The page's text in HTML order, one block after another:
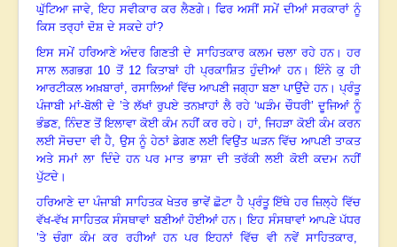
ਘੁੱਟਿਆ ਜਾਵੇ, ਇਹ ਸਵੀਕਾਰ ਕਰ ਲੈਣਗੇ। ਫਿਰ ਅਸੀਂ ਸਮੇਂ ਦੀਆਂ ਸਰਕਾਰਾਂ ਨੂੰ
ਕਿਸ ਤਰ੍ਹਾਂ ਦੋਸ਼ ਦੇ ਸਕਦੇ ਹਾਂ?
ਇਸ ਸਮੇਂ ਹਰਿਆਣੇ ਅੰਦਰ ਗਿਣਤੀ ਦੇ ਸਾਹਿਤਕਾਰ ਕਲਮ ਚਲਾ ਰਹੇ ਹਨ।ਹਰ
ਸਾਲ ਲਗਭਗ10 ਤੋਂ 12 ਕਿਤਾਬਾਂ ਹੀ ਪ੍ਰਕਾਸ਼ਿਤ ਹੁੰਦੀਆਂ ਹਨ।ਇੰਨੇ ਕੁ ਹੀ
ਆਰਟੀਕਲ ਅਖ਼ਬਾਰਾਂ, ਰਸਾਲਿਆਂ ਵਿੱਚ ਆਪਣੀ ਜਗ੍ਹਾ ਬਣਾ ਪਾਉਂਦੇ ਹਨ। ਪ੍ਰੰਤੂ
ਪੰਜਾਬੀ ਮਾਂ-ਬੋਲੀ ਦੇ ’ਤੇ ਲੱਖਾਂ ਰੁਪਏ ਤਨਖ਼ਾਹਾਂ ਲੈ ਰਹੇ ‘ਘੜੰਮ ਚੌਧਰੀ’ ਦੂਜਿਆਂ ਨੂੰ
ਭੰਡਣ, ਨਿੰਦਣ ਤੋਂ ਇਲਾਵਾ ਕੋਈ ਕੰਮ ਨਹੀਂ ਕਰ ਰਹੇ । ਹਾਂ, ਜਿਹੜਾ ਕੋਈ ਕੰਮ ਕਰਨ
ਲਈ ਸੋਚਦਾ ਵੀ ਹੈ, ਉਸ ਨੂੰ ਹੇਠਾਂ ਡੇਗਣ ਲਈ ਵਿਉਂਤ ਘੜਨ ਵਿੱਚ ਆਪਣੀ ਤਾਕਤ
ਅਤੇ ਸਮਾਂ ਲਾ ਦਿੰਦੇ ਹਨ ਪਰ ਮਾਤ ਭਾਸ਼ਾ ਦੀ ਤਰੱਕੀ ਲਈ ਕੋਈ ਕਦਮ ਨਹੀਂ
ਪੁੱਟਦੇ ।
ਹਰਿਆਣੇ ਦਾ ਪੰਜਾਬੀ ਸਾਹਿਤਕ ਖੇਤਰ ਭਾਵੇਂ ਛੋਟਾ ਹੈ ਪ੍ਰੰਤੂ ਇੱਥੇ ਹਰ ਜ਼ਿਲ੍ਹੇ ਵਿੱਚ
ਵੱਖ-ਵੱਖ ਸਾਹਿਤਕ ਸੰਸਥਾਵਾਂ ਬਣੀਆਂ ਹੋਈਆਂ ਹਨ।ਇਹ ਸੰਸਥਾਵਾਂ ਆਪਣੇ ਪੱਧਰ
’ਤੇ ਚੰਗਾ ਕੰਮ ਕਰ ਰਹੀਆਂ ਹਨ ਪਰ ਇਹਨਾਂ ਵਿੱਚ ਵੀ ਨਵੇਂ ਸਾਹਿਤਕਾਰ,